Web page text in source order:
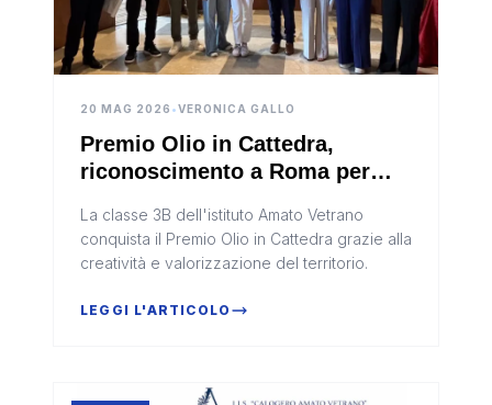
20 MAG 2026 •VERONICA GALLO
Premio Olio in Cattedra,
riconoscimento a Roma per
La classe 3B dell'istituto Amato Vetrano
conquista il Premio Olio in Cattedra grazie alla
creatività e valorizzazione del territorio.
LEGGI L'ARTICOLO